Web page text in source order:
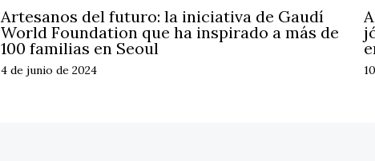
Artesanos del futuro: la iniciativa de Gaudí
World Foundation que ha inspirado a más de
100 familias en Seoul
4 de junio de 2024